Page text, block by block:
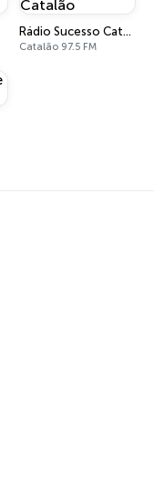
Rádio Sucesso Catalão
Catalão 97.5 FM